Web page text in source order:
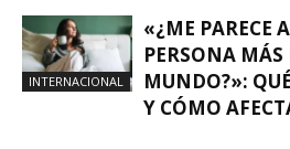
INTERNACIONAL
«¿ME PARECE
PERSONA MÁS
MUNDO?»:
Y CÓMO